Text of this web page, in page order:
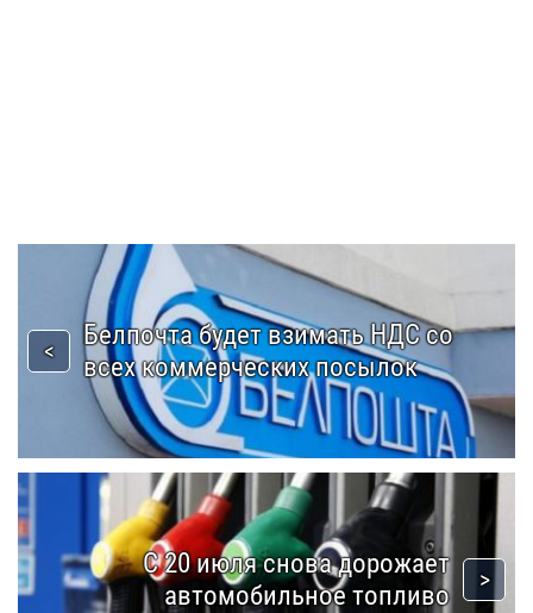
Белпочта будет взимать НДС со
всех коммерческих посылок
С 20 июля снова дорожает
автомобильное топливо